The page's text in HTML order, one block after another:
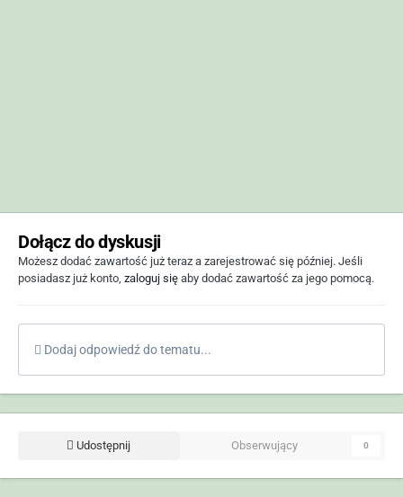
Dołącz do dyskusji
Możesz dodać zawartość już teraz a zarejestrować się później. Jeśli
posiadasz już konto, zaloguj się aby dodać zawartość za jego pomocą.
Dodaj odpowiedź do tematu...
Udostępnij Obserwujący 0